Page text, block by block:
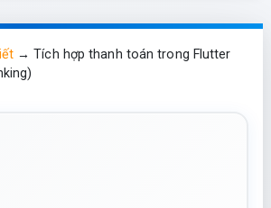
→Tích hợp thanh toán trong Flutter